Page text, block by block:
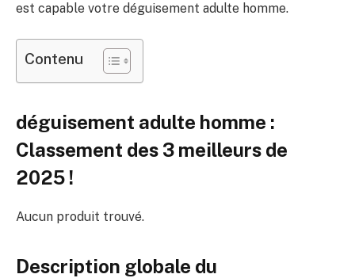
est capable votre déguisement adulte homme.
Contenu
déguisement adulte homme :
Classement des 3 meilleurs de
2025 !
Aucun produit trouvé.
Description globale du